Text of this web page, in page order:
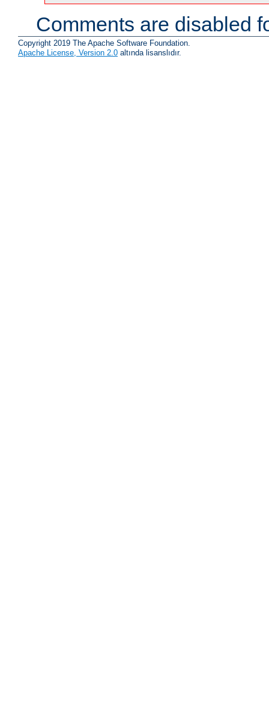
Comments are disabled
Copyright 2019 The Apache Software Foundation.
Apache License, Version 2.0 altında lisanslıdır.